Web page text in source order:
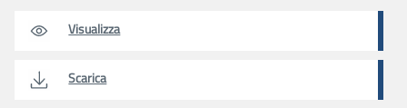
Visualizza
Scarica